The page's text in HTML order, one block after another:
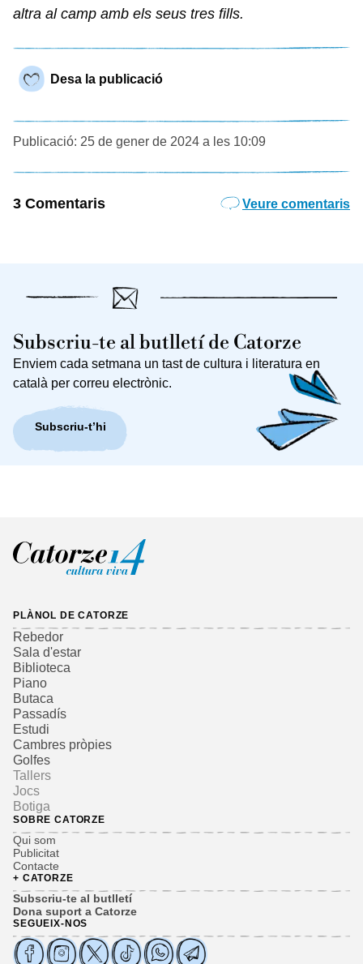
altra al camp amb els seus tres fills.
Desa la publicació
Publicació: 25 de gener de 2024 a les 10:09
3 Comentaris Veure comentaris
Subscriu-te al butlletí de Catorze
Enviem cada setmana un tast de cultura i literatura en
català per correu electrònic.
Subscriu-t’hi
PLÀNOL DE CATORZE
Rebedor
Sala d'estar
Biblioteca
Piano
Butaca
Passadís
Estudi
Cambres pròpies
Golfes
Tallers
Jocs
Botiga
SOBRE CATORZE
Qui som
Publicitat
Contacte
+ CATORZE
Subscriu-te al butlletí
Dona suport a Catorze
SEGUEIX-NOS